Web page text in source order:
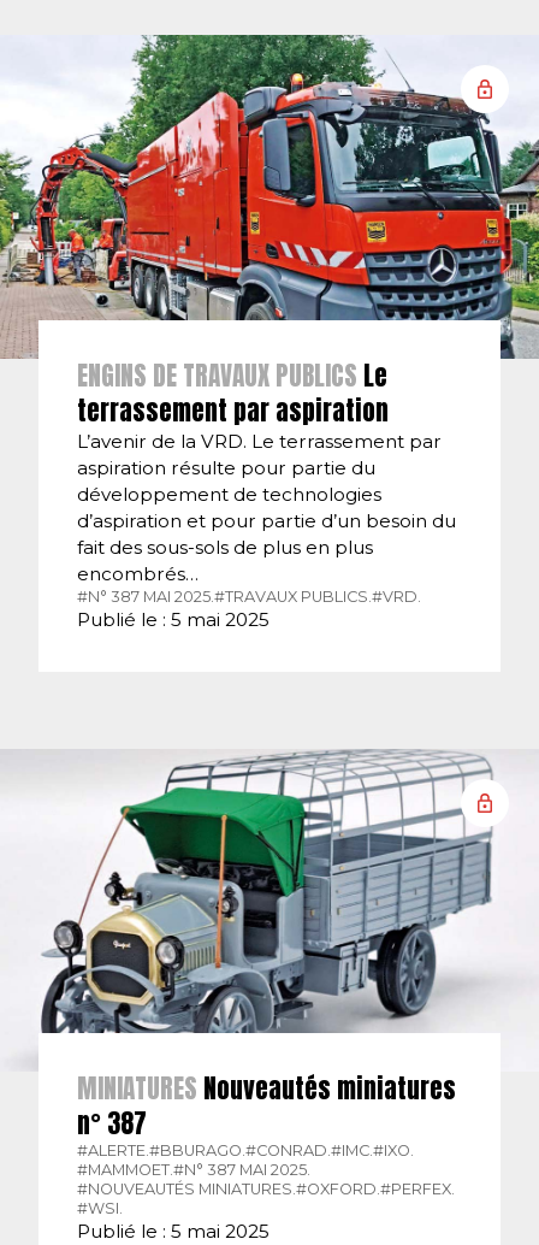
ENGINS DE TRAVAUX PUBLICS Le
terrassement par aspiration
L’avenir de la VRD. Le terrassement par
aspiration résulte pour partie du
développement de technologies
d’aspiration et pour partie d’un besoin du
fait des sous-sols de plus en plus
encombrés…
#N° 387 MAI 2025. #TRAVAUX PUBLICS. #VRD.
Publié le : 5 mai 2025
MINIATURES Nouveautés miniatures
n° 387
#ALERTE.#BBURAGO.#CONRAD.#IMC.#IXO.
#MAMMOET.#N° 387 MAI 2025.
#NOUVEAUTÉS MINIATURES.#OXFORD.#PERFEX.
#WSI.
Publié le : 5 mai 2025